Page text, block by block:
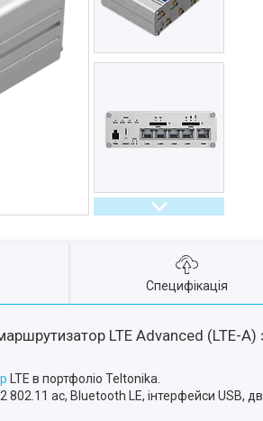
Специфікація
LTE Advanced (LTE-
LTE в портфоліо Teltonika.
ac, Bluetooth LE, інтерфейси USB,